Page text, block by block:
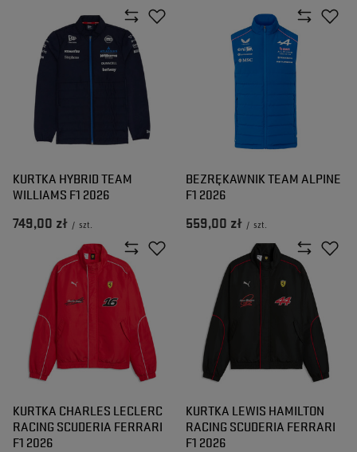
KURTKA HYBRID TEAM
WILLIAMS F1 2026
749,00 zł / szt.
BEZRĘKAWNIK TEAM ALPINE
F1 2026
559,00 zł / szt.
KURTKA CHARLES LECLERC
RACING SCUDERIA FERRARI
F1 2026
KURTKA LEWIS HAMILTON
RACING SCUDERIA FERRARI
F1 2026